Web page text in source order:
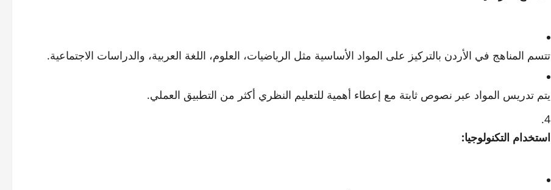
تتسم المناهج في الأردن بالتركيز على المواد الأساسية مثل الرياضيات، العلوم، اللغة العربية، والدراسات الاجتماعية.
يتم تدريس المواد عبر نصوص ثابتة مع إعطاء أهمية للتعليم النظري أكثر من التطبيق العملي.
استخدام التكنولوجيا: